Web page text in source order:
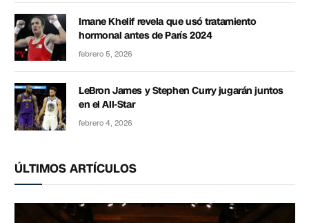
Imane Khelif revela que usó tratamiento
hormonal antes de París 2024
febrero 5, 2026
LeBron James y Stephen Curry jugarán juntos
en el All-Star
febrero 4, 2026
ÚLTIMOS ARTÍCULOS